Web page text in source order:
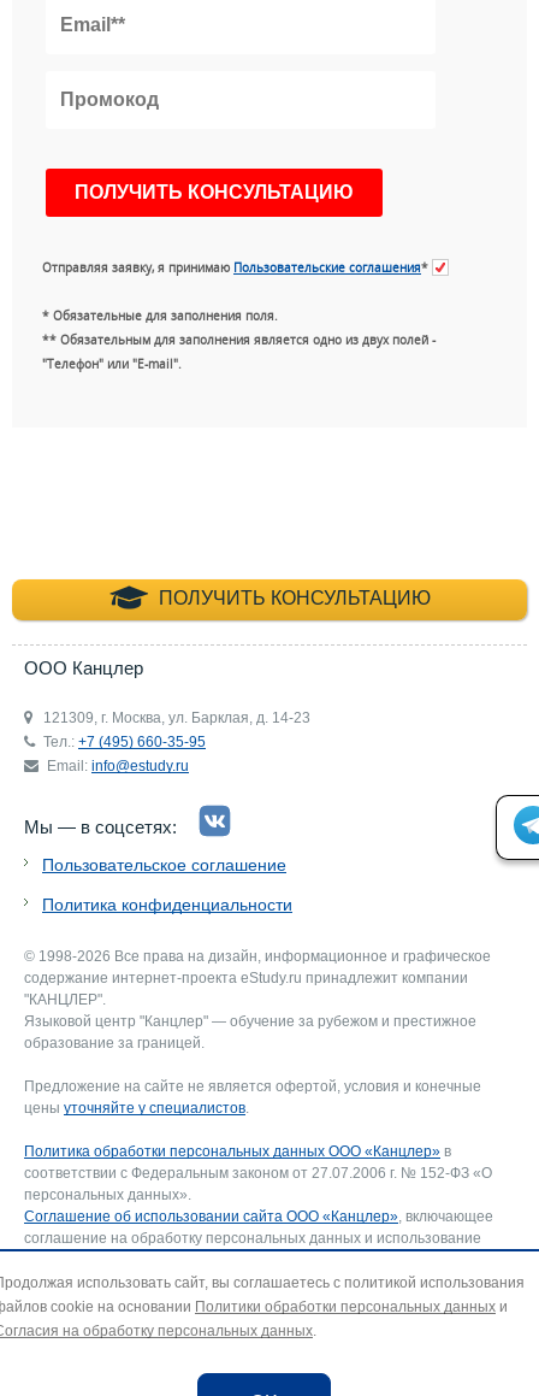
Отправляя заявку, я принимаю Пользовательские соглашения*
* Обязательные для заполнения поля.
** Обязательным для заполнения является одно из двух полей -
"Телефон" или "E-mail".
ПОЛУЧИТЬ КОНСУЛЬТАЦИЮ
+7 (495) 660-35-
ООО Канцлер
121309, г. Москва, ул. Барклая, д. 14-23
Тел.: +7 (495) 660-35-95
Email: info@estudy.ru
Мы — в соцсетях:
Пользовательское соглашение
Политика конфиденциальности
© 1998-2026 Все права на дизайн, информационное и графическое
содержание интернет-проекта eStudy.ru принадлежит компании
"КАНЦЛЕР".
Языковой центр "Канцлер" — обучение за рубежом и престижное
образование за границей.
Предложение на сайте не является офертой, условия и конечные
цены уточняйте у специалистов
Политика обработки персональных данных ООО «Канцлер» в
соответствии с Федеральным законом от 27.07.2006 г. № 152-ФЗ «О
персональных данных».
Соглашение об использовании сайта ООО «Канцлер» , включающее
соглашение на обработку персональных данных и использование
Для отзыва согласия на обработку персональных данных направьте
запрос на адрес эл. почты:info@estudy.ru.
использовать сайт, вы соглашаетесь с политикой использования
cookie на основании Политики обработки персональных данных и
на обработку персональных данных.